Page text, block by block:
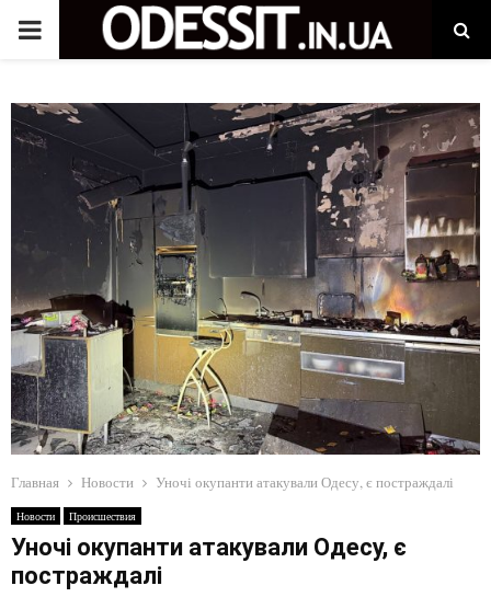
P
I
R
Y
M
E
N
Главная Новости Уночі окупанти атакували Одесу, є постраждалі
Новости Происшествия
Уночі окупанти атакували Одесу, є
постраждалі